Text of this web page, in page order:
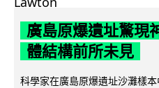
廣島原爆遺址驚現
體結構前所未見
科學家在廣島原爆遺址沙灘樣